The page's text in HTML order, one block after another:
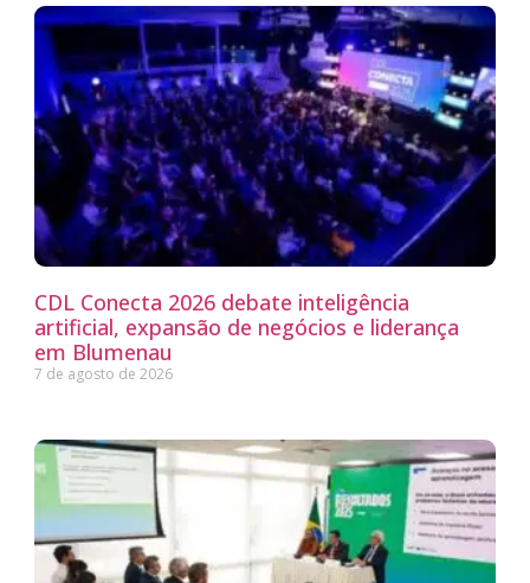
CDL Conecta 2026 debate inteligência
artificial, expansão de negócios e liderança
em Blumenau
7 de agosto de 2026